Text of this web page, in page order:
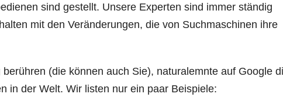
sind gestellt. Unsere Experten sind immer ständig
mit den Veränderungen, die von Suchmaschinen ihre
(die können auch Sie), naturalemnte auf Google
in der Welt. Wir listen nur ein paar Beispiele: